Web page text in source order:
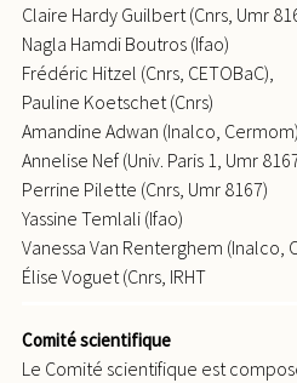
Claire Hardy Guilbert (Cnrs, Umr
Nagla Hamdi Boutros (Ifao)
Frédéric Hitzel (Cnrs, CETOBaC),
Pauline Koetschet (Cnrs)
Amandine Adwan (Inalco, Cermom)
Annelise Nef (Univ. Paris 1, Umr
Perrine Pilette (Cnrs, Umr 8167)
Yassine Temlali (Ifao)
Vanessa Van Renterghem (Inalco,
Élise Voguet (Cnrs, IRHT
Comité scientifique
Le Comité scientifique est